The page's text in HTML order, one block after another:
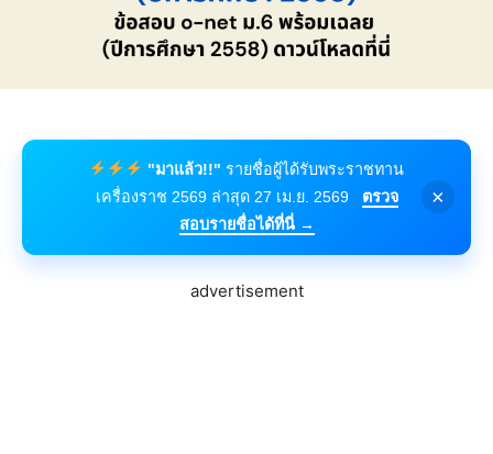
"มาแล้ว!!" รายชื่อผู้ได้รับพระราชทาน
เครื่องราช 2569 ล่าสุด 27 เม.ย. 2569
ตรวจ
สอบรายชื่อได้ที่นี่ →
×
advertisement